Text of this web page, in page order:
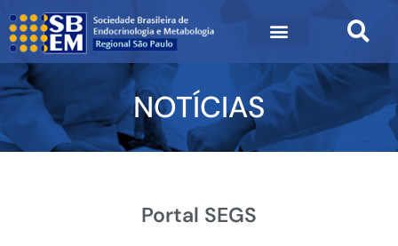
NOTÍCIAS
Portal SEGS